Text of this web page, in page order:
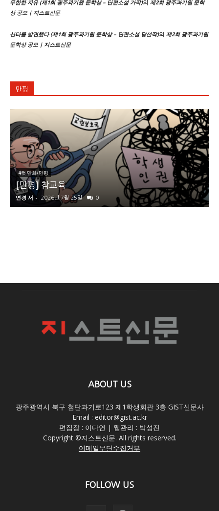
무한한 자유 (제1회 광주과기원 문학상 – 단편소설 가작)의 제2회 광주과기원 문학
상 공모 | 지스트신문
산타를 발견했다 (제1회 광주과기원 문학상 – 단편소설 당선작)의 제2회 광주과기원
문학상 공모 | 지스트신문
만평
4컷 만화/만평
[만평] 참교육
연경 서 - 2026년 7월 25일 0
ABOUT US
광주광역시 북구 첨단과기로123 제1학생회관 3층 GIST신문사
Email : editor@gist.ac.kr
편집장 : 이다연 | 웹관리 : 박성진
Copyright ©지스트신문. All rights reserved.
이메일무단수집거부
FOLLOW US